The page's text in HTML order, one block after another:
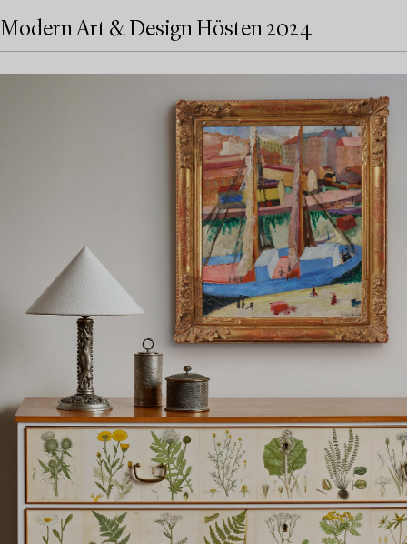
Modern Art & Design Hösten 2024